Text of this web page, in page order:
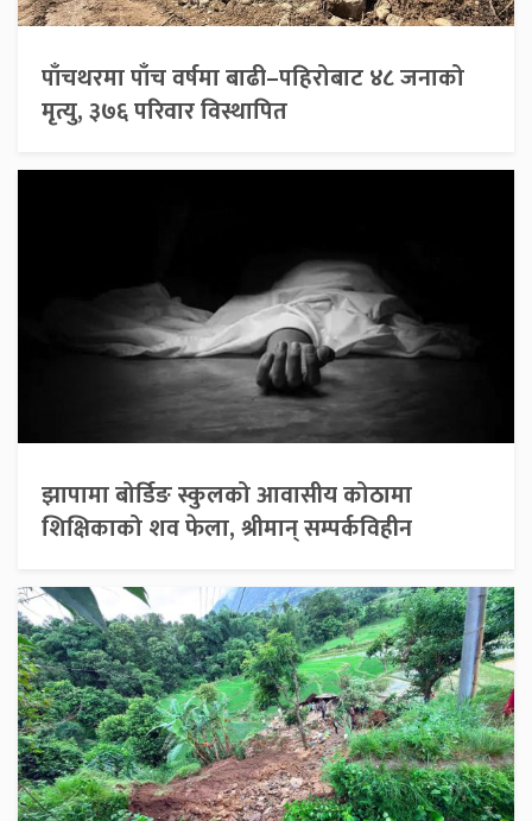
पाँचथरमा पाँच वर्षमा बाढी–पहिरोबाट ४८ जनाको
मृत्यु, ३७६ परिवार विस्थापित
झापामा बोर्डिङ स्कुलको आवासीय कोठामा
शिक्षिकाको शव फेला, श्रीमान् सम्पर्कविहीन